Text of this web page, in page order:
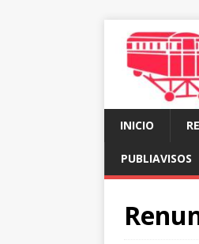
INICIO
PUBLIAVISOS